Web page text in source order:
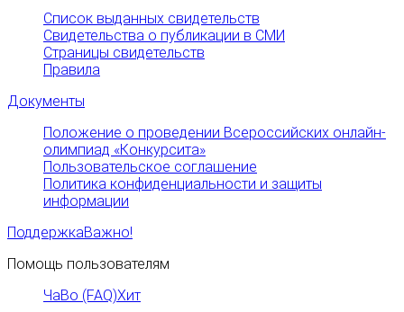
Список выданных свидетельств
Свидетельства о публикации в СМИ
Страницы свидетельств
Правила
Документы
Положение о проведении Всероссийских онлайн-
олимпиад «Конкурсита»
Пользовательское соглашение
Политика конфиденциальности и защиты
информации
ПоддержкаВажно!
Помощь пользователям
ЧаВо (FAQ)Хит